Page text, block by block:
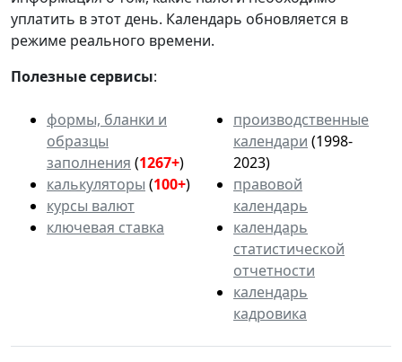
уплатить в этот день. Календарь обновляется в
режиме реального времени.
Полезные сервисы:
формы, бланки и
образцы
заполнения (1267+)
калькуляторы (100+)
курсы валют
ключевая ставка
производственные
календари (1998-
2023)
правовой
календарь
календарь
статистической
отчетности
календарь
кадровика